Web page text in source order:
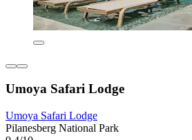
Umoya Safari Lodge
Umoya Safari Lodge
Pilanesberg National Park